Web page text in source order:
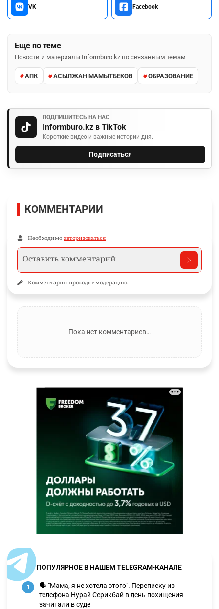
VK Facebook
Ещё по теме
Новости и материалы Informburo.kz по связанным темам
АПК АСЫЛЖАН МАМЫТБЕКОВ ОБРАЗОВАНИЕ
ПОДПИШИТЕСЬ НА НАС
Informburo.kz в TikTok
Короткие видео и важные истории дня.
Подписаться
КОММЕНТАРИИ
Необходимо авторизоваться
Комментарии проходят модерацию.
Пока нет комментариев…
ПОПУЛЯРНОЕ В НАШЕМ TELEGRAM-КАНАЛЕ
1
🗣 "Мама, я не хотела этого". Переписку из
телефона Нурай Серикбай в день похищения
зачитали в суде